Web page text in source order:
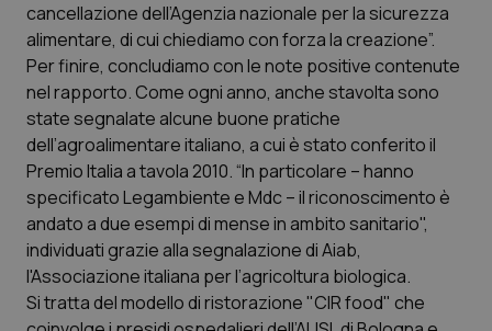
Tumore al seno
Tumore ovarico
Tumori del Polmone & Testa Collo
Tumori gastrointestinali
Ulcera & Reflusso
Vaccini
cancellazione dell’Agenzia nazionale per la sicurezza
alimentare, di cui chiediamo con forza la creazione”.
Per finire, concludiamo con le note positive contenute
nel rapporto. Come ogni anno, anche stavolta sono
state segnalate alcune buone pratiche
dell’agroalimentare italiano, a cui è stato conferito il
Premio Italia a tavola 2010. “In particolare – hanno
specificato Legambiente e Mdc – il riconoscimento è
andato a due esempi di mense in ambito sanitario",
individuati grazie alla segnalazione di Aiab,
l'Associazione italiana per l’agricoltura biologica.
Si tratta del modello di ristorazione "CIR food" che